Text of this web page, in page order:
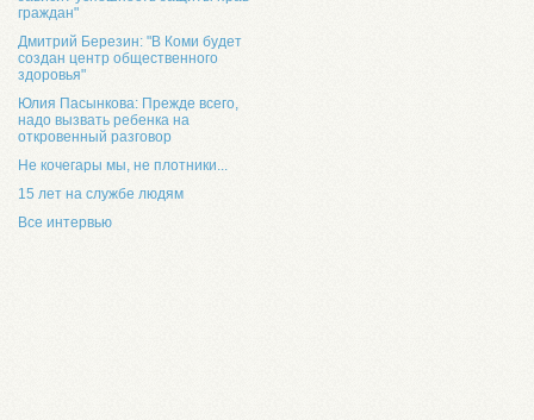
граждан"
Дмитрий Березин: "В Коми будет
создан центр общественного
здоровья"
Юлия Пасынкова: Прежде всего,
надо вызвать ребенка на
откровенный разговор
Не кочегары мы, не плотники...
15 лет на службе людям
Все интервью